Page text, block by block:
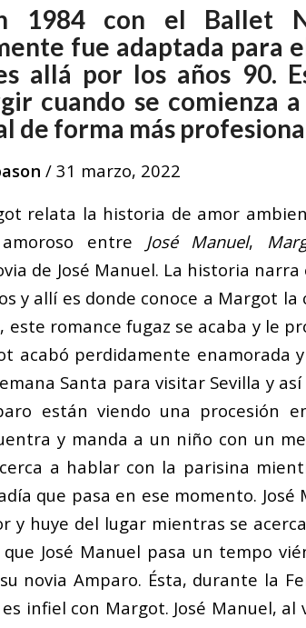
1984 con el Ballet
fue adaptada para
allá por los años 90.
cuando se comienza
de forma más
/ 31 marzo, 2022
relata la historia de amor
entre José Manuel,
de José Manuel. La historia
y allí es donde conoce a Margot la
este romance fugaz se acaba y le
acabó perdidamente enamorada
Santa para visitar Sevilla y
están viendo una procesión
y manda a un niño con un
a hablar con la parisina
que pasa en ese momento. José
y huye del lugar mientras se
José Manuel pasa un tempo
novia Amparo. Ésta, durante la
es infiel con Margot. José Manuel,